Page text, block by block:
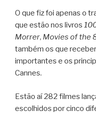
O que fiz foi apenas o
que estão nos livros
Morrer, Movies of the
também os que
importantes e os
Cannes.
Estão aí 282 filmes
escolhidos por cinco